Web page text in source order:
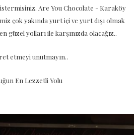
istermisiniz. Are You Chocolate - Karaköy
çok yakında yurt içi ve yurt dışı olmak
güzel yolları ile karşınızda olacağız..
etmeyi unutmayın..
En Lezzetli Yolu